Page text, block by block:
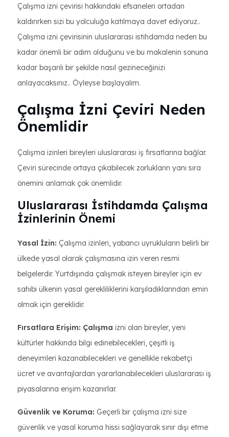
Çalışma izni çevirisi hakkındaki efsaneleri ortadan
kaldırırken sizi bu yolculuğa katılmaya davet ediyoruz..
Çalışma izni çevirisinin uluslararası istihdamda neden bu
kadar önemli bir adım olduğunu ve bu makalenin sonuna
kadar başarılı bir şekilde nasıl gezineceğinizi
anlayacaksınız.. Öyleyse başlayalım.
Çalışma İzni Çeviri Neden
Önemlidir
Çalışma izinleri bireyleri uluslararası iş fırsatlarına bağlar.
Çeviri sürecinde ortaya çıkabilecek zorlukların yanı sıra
önemini anlamak çok önemlidir.
Uluslararası İstihdamda Çalışma
İzinlerinin Önemi
Yasal İzin: Çalışma izinleri, yabancı uyrukluların belirli bir
ülkede yasal olarak çalışmasına izin veren resmi
belgelerdir. Yurtdışında çalışmak isteyen bireyler için ev
sahibi ülkenin yasal gerekliliklerini karşıladıklarından emin
olmak için gereklidir.
Fırsatlara Erişim: Çalışma izni olan bireyler, yeni
kültürler hakkında bilgi edinebilecekleri, çeşitli iş
deneyimleri kazanabilecekleri ve genellikle rekabetçi
ücret ve avantajlardan yararlanabilecekleri uluslararası iş
piyasalarına erişim kazanırlar.
Güvenlik ve Koruma: Geçerli bir çalışma izni size
güvenlik ve yasal koruma hissi sağlayarak sınır dışı etme